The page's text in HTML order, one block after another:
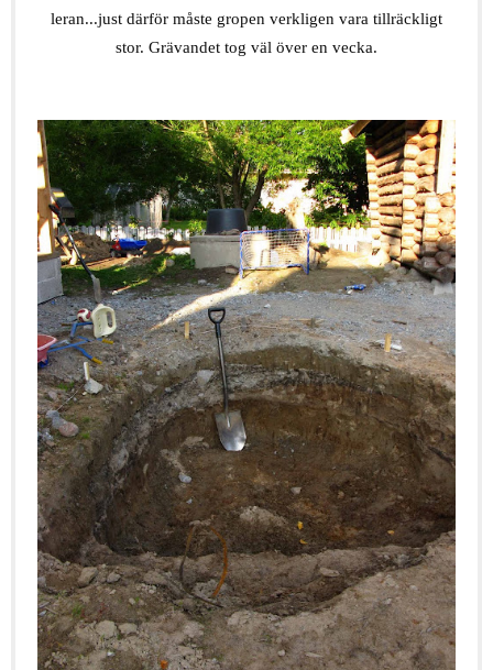
leran...just därför måste gropen verkligen vara tillräckligt
stor. Grävandet tog väl över en vecka.